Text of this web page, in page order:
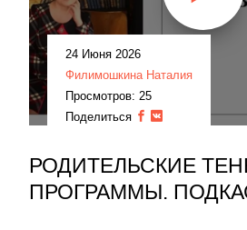
РОДИТЕЛЬСКИЕ
ПРОГРАММЫ.
24 Июня 2026
Филимошкина Наталия
Просмотров: 25
Поделиться